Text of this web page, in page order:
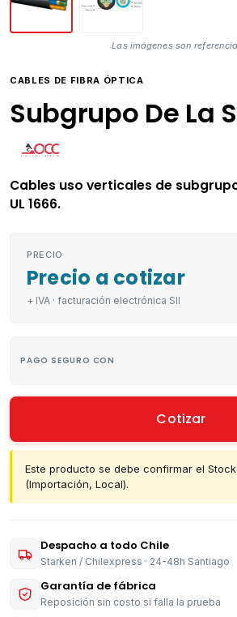
Las imágenes son
CABLES DE FIBRA ÓPTICA
Subgrupo De La
Cables uso verticales de
UL 1666.
PRECIO
Precio a cotizar
+ IVA · facturación electrónica SII
PAGO SEGURO CON
Cotizar
Este producto se debe confirmar el
(Importación, Local).
Despacho a todo Chile
Starken / Chilexpress · 24-48h Santiago
Garantía de fábrica
Reposición sin costo si falla la prueba